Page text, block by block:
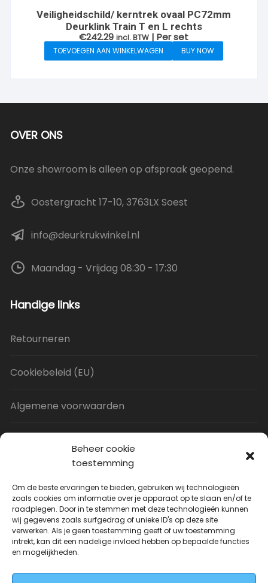
Beheer cookie
toestemming
Om de beste ervaringen te bieden, gebruiken wij technologieën
zoals cookies om informatie over je apparaat op te slaan en/of te
raadplegen. Door in te stemmen met deze technologieën kunnen
wij gegevens zoals surfgedrag of unieke ID's op deze site
verwerken. Als je geen toestemming geeft of uw toestemming
intrekt, kan dit een nadelige invloed hebben op bepaalde functies
en mogelijkheden.
Veiligheidschild/ kerntrek ovaal PC72mm
Deurklink Train T en L rechts
€242.29 incl. BTW | Per set
TOEVOEGEN AAN WINKELWAGEN BUY NOW
OVER ONS
Onze showroom is alleen op afspraak geopend.
Oostergracht 17-10, 3763LX Soest
info@deurkrukwinkel.nl
Maandag - Vrijdag 08:30 - 17:30
Handige links
Retourneren
Cookiebeleid (EU)
Algemene voorwaarden
Uitverkoop
JNF Deurklink gebogen 16mm
prijs
prijs